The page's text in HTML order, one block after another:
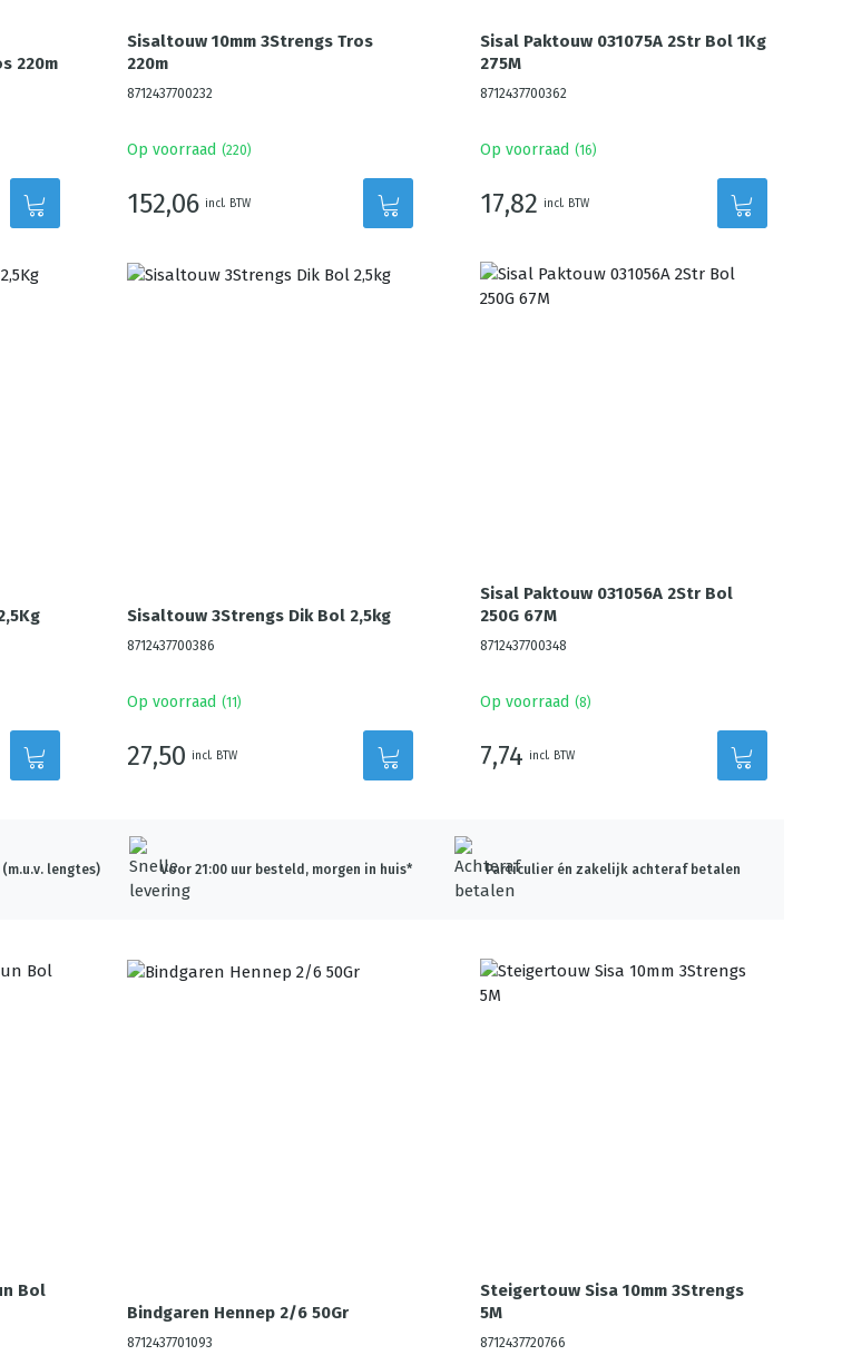
220m
Sisaltouw 10mm 3Strengs Tros
220m
8712437700232
Op voorraad (220)
152,06 incl. BTW
Sisal Paktouw 031075A 2Str Bol 1Kg
275M
8712437700362
Op voorraad (16)
17,82 incl. BTW
Sisaltouw 3Strengs Dik Bol 2,5kg
8712437700386
Op voorraad (11 )
27,50 incl. BTW
Sisal Paktouw 031056A 2Str Bol
250G 67M
8712437700348
Op voorraad (8)
7,74 incl. BTW
lengtes) Voor 21:00 uur besteld, morgen in huis* Particulier én zakelijk achteraf betalen
Bol
Bindgaren Hennep 2/6 50Gr
8712437701093
Steigertouw Sisa 10mm 3Strengs
5M
8712437720766